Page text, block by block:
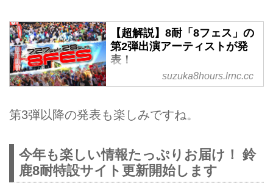
【超解説】8耐「8フェス」の
第2弾出演アーティストが発
表！
”コカ・コーラ” 鈴鹿8時間耐久ロ
トエリア「BASE8耐」特設ステ
ージで開催する音楽イベント「8
トが発表されました！ 一体どん
なわくわくが待っているのか……
早速どうぞ！
suzuka8hours.lrnc.cc
第3弾以降の発表も楽しみですね。
今年も楽しい情報たっぷりお届け！ 鈴
鹿8耐特設サイト更新開始します